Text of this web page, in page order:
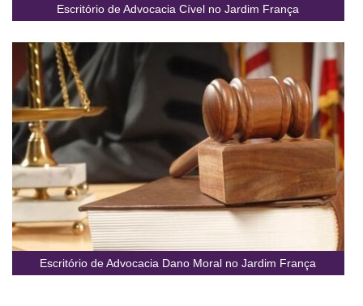
Escritório de Advocacia Cível no Jardim França
Escritório de Advocacia Dano Moral no Jardim França